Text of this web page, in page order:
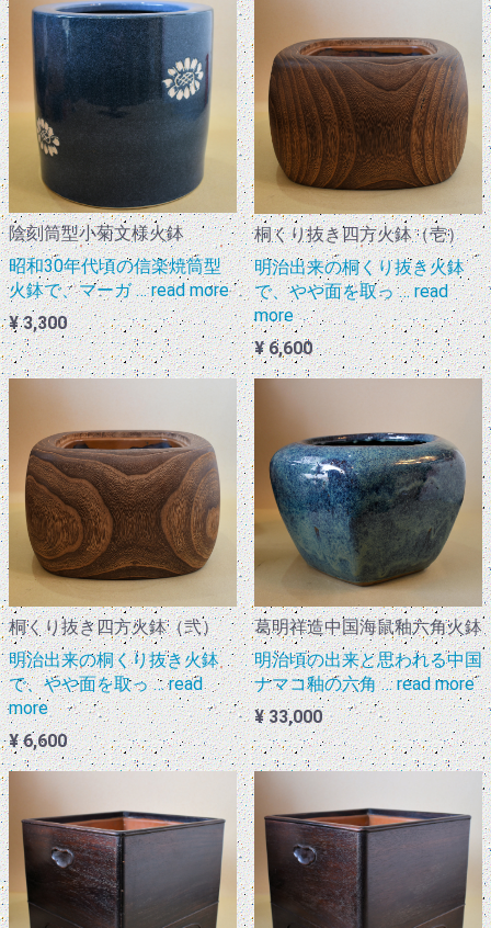
陰刻筒型小菊文様火鉢
昭和30年代頃の信楽焼筒型
火鉢で、マーガ … read more
¥ 3,300
桐くり抜き四方火鉢（壱）
明治出来の桐くり抜き火鉢
で、やや面を取っ … read
more
¥ 6,600
桐くり抜き四方火鉢（弐）
明治出来の桐くり抜き火鉢
で、やや面を取っ … read
more
¥ 6,600
葛明祥造中国海鼠釉六角火鉢
明治頃の出来と思われる中国
ナマコ釉の六角 … read more
¥ 33,000